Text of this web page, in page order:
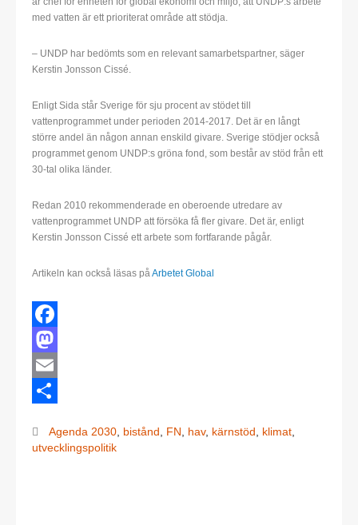
med vatten är ett prioriterat område att stödja.
– UNDP har bedömts som en relevant samarbetspartner, säger
Kerstin Jonsson Cissé.
Enligt Sida står Sverige för sju procent av stödet till
vattenprogrammet under perioden 2014-2017. Det är en långt
större andel än någon annan enskild givare. Sverige stödjer också
programmet genom UNDP:s gröna fond, som består av stöd från ett
30-tal olika länder.
Redan 2010 rekommenderade en oberoende utredare av
vattenprogrammet UNDP att försöka få fler givare. Det är, enligt
Kerstin Jonsson Cissé ett arbete som fortfarande pågår.
Artikeln kan också läsas påArbetet Global
Facebook
Mastodon
Email
Agenda 2030, bistånd , FN , hav, kärnstöd , klimat,
utvecklingspolitik